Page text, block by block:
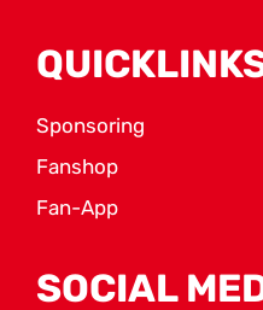
Sponsoring
Fanshop
Fan-App
SOCIAL